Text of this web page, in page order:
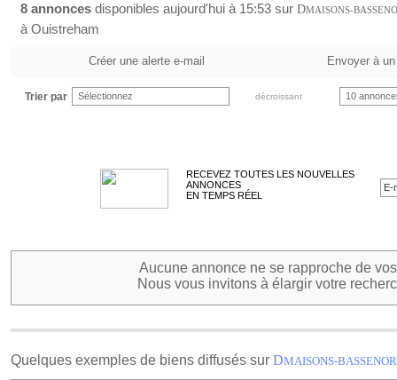
8 annonces disponibles aujourd'hui à 15:53 sur DMAISONS-
à Ouistreham
Créer une alerte e-mail Envoyer à
Trier par Sélectionnez décroissant 10
RECEVEZ TOUTES LES NOUVELLES
ANNONCES
EN TEMPS RÉEL
Aucune annonce ne se rapproche de
Nous vous invitons à élargir votre
Quelques exemples de biens diffusés sur DMAISONS-